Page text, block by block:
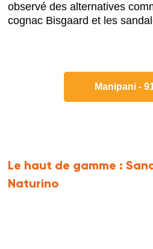
observé des alternatives
cognac Bisgaard et les
Manipani -
Le haut de gamme :
Naturino